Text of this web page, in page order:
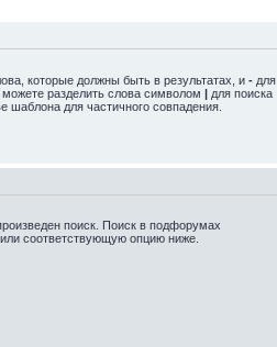
которые должны быть в результатах, и - для
разделить слова символом | для поиска
шаблона для частичного совпадения.
поиск. Поиск в подфорумах
соответствующую опцию ниже.